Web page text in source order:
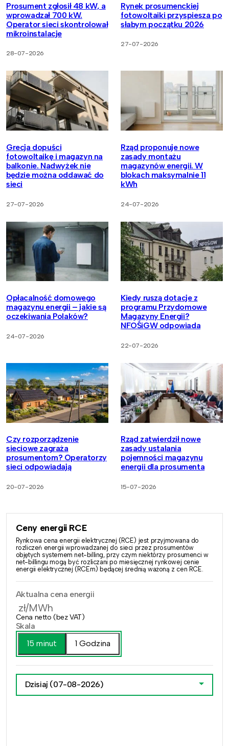
Prosument zgłosił 48 kW, a
wprowadzał 700 kW.
Operator sieci skontrolował
mikroinstalacje
28-07-2026
Rynek prosumenckiej
fotowoltaiki przyspiesza po
słabym początku 2026
27-07-2026
Grecja dopuści
fotowoltaikę i magazyn na
balkonie. Nadwyżek nie
będzie można oddawać do
sieci
27-07-2026
Rząd proponuje nowe
zasady montażu
magazynów energii. W
blokach maksymalnie 11
kWh
24-07-2026
Opłacalność domowego
magazynu energii – jakie są
oczekiwania Polaków?
24-07-2026
Kiedy ruszą dotacje z
programu Przydomowe
Magazyny Energii?
NFOŚiGW odpowiada
22-07-2026
Czy rozporządzenie
sieciowe zagraża
prosumentom? Operatorzy
sieci odpowiadają
20-07-2026
Rząd zatwierdził nowe
zasady ustalania
pojemności magazynu
energii dla prosumenta
15-07-2026
Ceny energii RCE
Rynkowa cena energii elektrycznej (RCE) jest przyjmowana do
rozliczeń energii wprowadzanej do sieci przez prosumentów
objętych systemem net-billing, przy czym niektórzy prosumenci w
net-billingu mogą być rozliczani po miesięcznej rynkowej cenie
energii elektrycznej (RCEm) będącej średnią ważoną z cen RCE.
Aktualna cena energii
zł/MWh
Cena netto (bez VAT)
Skala
15 minut
1 Godzina
Dzisiaj (07-08-2026)